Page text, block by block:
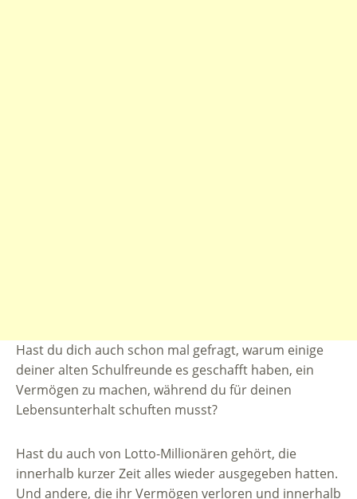
Hast du dich auch schon mal gefragt, warum einige
deiner alten Schulfreunde es geschafft haben, ein
Vermögen zu machen, während du für deinen
Lebensunterhalt schuften musst?
Hast du auch von Lotto-Millionären gehört, die
innerhalb kurzer Zeit alles wieder ausgegeben hatten.
Und andere, die ihr Vermögen verloren und innerhalb